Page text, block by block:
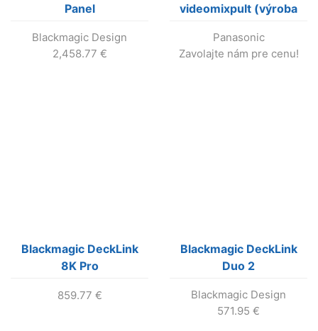
Panel
Blackmagic Design
2,458.77 €
videomixpult (výroba
Panasonic
Zavolajte nám pre cenu!
Blackmagic DeckLink
8K Pro
859.77 €
Blackmagic DeckLink
Duo 2
Blackmagic Design
571.95 €